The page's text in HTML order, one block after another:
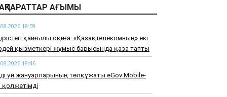
АҒЫМЫ
18:59
қайғылы оқиға: «Қазақтелекомның» екі
қызметкері жұмыс барысында қаза тапты
18:46
үй жануарларының төлқұжаты eGov Mobile-
қолжетімді